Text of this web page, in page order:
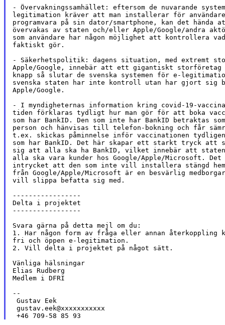
- Övervakningssamhället: eftersom de nuvarande
legitimation kräver att man installerar för
programvara på sin dator/smartphone, kan det hända
övervakas av staten och/eller Apple/Google/andra
som användare har någon möjlighet att kontrollera vad
faktiskt gör.
- Säkerhetspolitik: dagens situation, med extremt
Apple/Google, innebär att ett gigantiskt storföretag
knapp så slutar de svenska systemen för e-
svenska staten har inte kontroll utan har gjort sig
Apple/Google.
- I myndigheternas information kring covid-19-
tiden förklaras tydligt hur man gör för att boka
som har BankID. Den som inte har BankID betraktas
person och hänvisas till telefon-bokning och får
t.ex. skickas påminnelse inför vaccinationen
som har BankID. Det här skapar ett starkt tryck att
sig att alla ska ha BankID, vilket innebär att
alla ska vara kunder hos Google/Apple/Microsoft.
intrycket att den som inte vill installera stängd
från Google/Apple/Microsoft är en besvärlig
vill slippa befatta sig med.
-----------------
Delta i projektet
-----------------
Svara gärna på detta mejl om du:
1. Har någon form av fråga eller annan återkoppling
fri och öppen e-legitimation.
2. Vill delta i projektet på något sätt.
Vänliga hälsningar
Elias Rudberg
Medlem i DFRI
--
Gustav Eek
gustav.eek@xxxxxxxxxxx